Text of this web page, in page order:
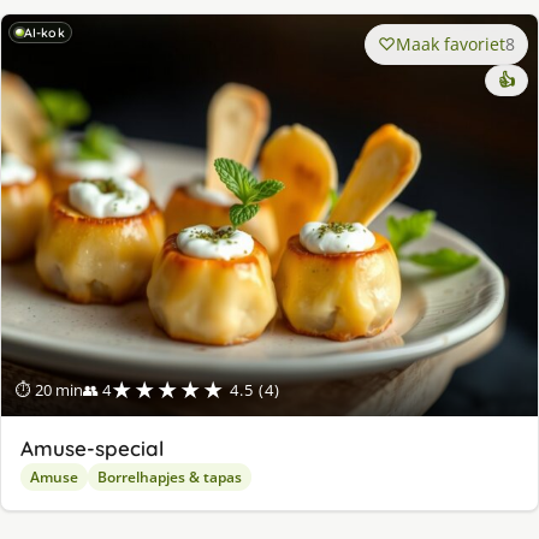
AI-kok
⏱ 20 min👥 4★★★★★ 4.5 (4)
Maak favoriet8
👍
Amuse-special
Amuse Borrelhapjes & tapas